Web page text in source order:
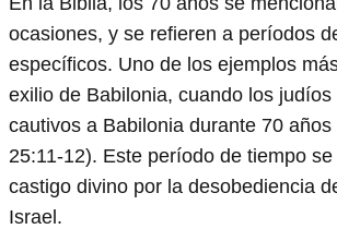
ocasiones, y se refieren a períodos
específicos. Uno de los ejemplos
exilio de Babilonia, cuando los
cautivos a Babilonia durante 70
25:11-12). Este período de tiempo
castigo divino por la desobediencia
Israel.